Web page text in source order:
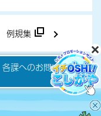
例規集
各課へのお問い合わせ